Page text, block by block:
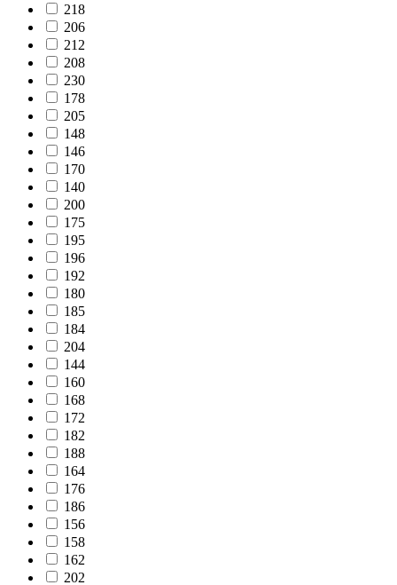
218
206
212
208
230
178
205
148
146
170
140
200
175
195
196
192
180
185
184
204
144
160
168
172
182
188
164
176
186
156
158
162
202